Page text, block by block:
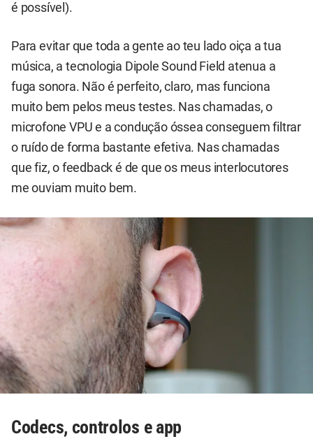
é possível).
Para evitar que toda a gente ao teu lado oiça a tua
música, a tecnologia Dipole Sound Field atenua a
fuga sonora. Não é perfeito, claro, mas funciona
muito bem pelos meus testes. Nas chamadas, o
microfone VPU e a condução óssea conseguem filtrar
o ruído de forma bastante efetiva. Nas chamadas
que fiz, o feedback é de que os meus interlocutores
me ouviam muito bem.
Codecs, controlos e app